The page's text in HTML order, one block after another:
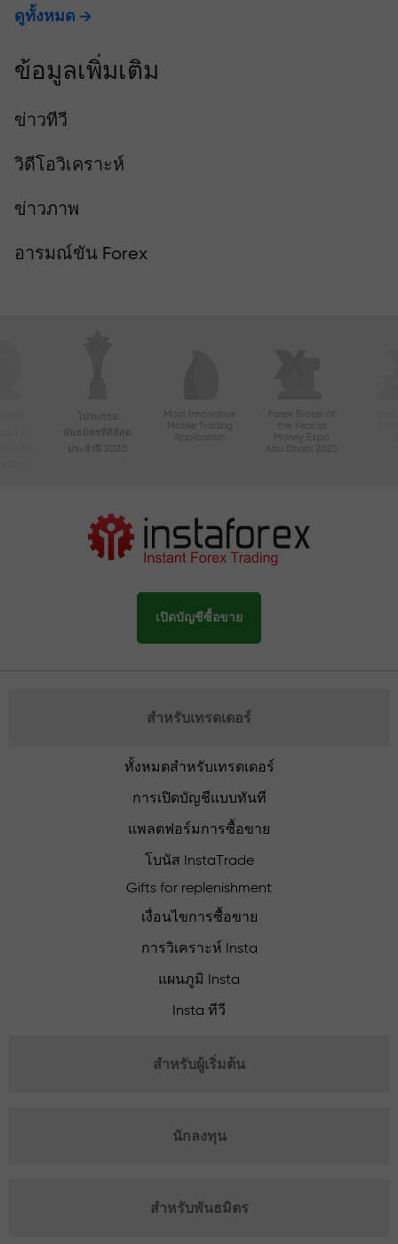
ดูทั้งหมด
ข้อมูลเพิ่มเติม
ข่าวทีวี
วิดีโอวิเคราะห์
ข่าวภาพ
อารมณ์ขัน Forex
โปรแกรม
พันธมิตรที่ดีที่สุด
ประจำปี 2020
Most Innovative
Mobile Trading
Application
Forex Broker of
the Year at
Money Expo
Abu Dhabi 2025
เปิดบัญชีซื้อขาย
สำหรับเทรดเดอร์
ทั้งหมดสำหรับเทรดเดอร์
การเปิดบัญชีแบบทันที
แพลตฟอร์มการซื้อขาย
โบนัส InstaTrade
Gifts for replenishment
เงื่อนไขการซื้อขาย
การวิเคราะห์ Insta
แผนภูมิ Insta
Insta ทีวี
สำหรับผู้เริ่มต้น
นักลงทุน
สำหรับพันธมิตร